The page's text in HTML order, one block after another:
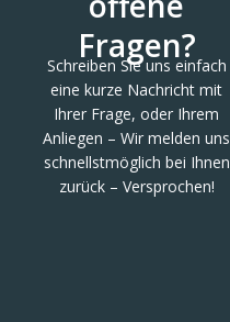
Fragen?
Schreiben Sie uns einfach
eine kurze Nachricht mit
Ihrer Frage, oder Ihrem
Anliegen – Wir melden uns
schnellstmöglich bei Ihnen
zurück – Versprochen!